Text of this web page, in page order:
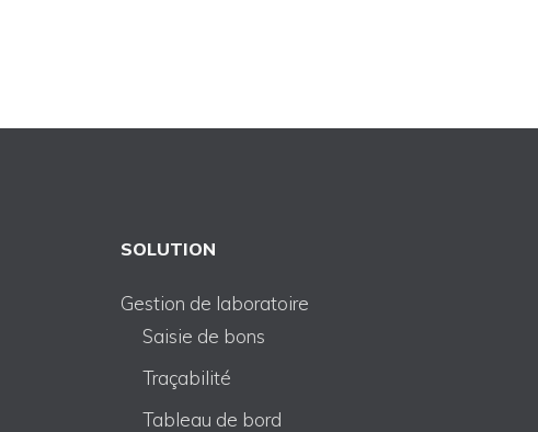
SOLUTION
Gestion de laboratoire
Saisie de bons
Traçabilité
Tableau de bord